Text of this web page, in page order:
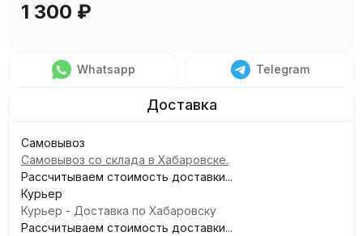
1 300 ₽
Whatsapp Telegram
Самовывоз
Самовывоз со склада в Хабаровске.
Рассчитываем стоимость доставки...
Курьер
Курьер - Доставка по Хабаровску
Рассчитываем стоимость доставки...